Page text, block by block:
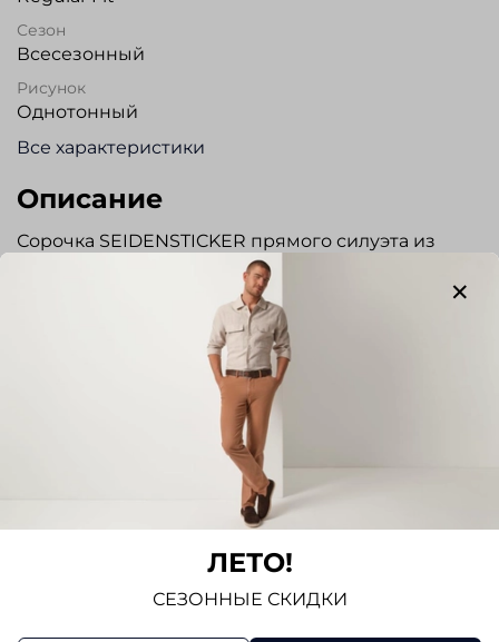
Сезон
Всесезонный
Рисунок
Однотонный
Все характеристики
Описание
Сорочка SEIDENSTICKER прямого силуэта из
высококачественного хлопка с обработкой EASY
CARE (ткань практически не требует глажения).
Без кармана. Регулируемый манжет. На спинке
два защипа. Прекрасно сочетается с
классическими костюмами, пиджаками,
джинсами и брюками. Отличный вариант для
Отзывов еще никто не оставлял
Написать отзыв
ЛЕТО!
СЕЗОННЫЕ СКИДКИ